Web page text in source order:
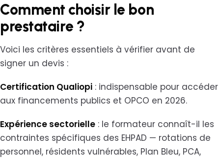
Comment choisir le bon
prestataire ?
Voici les critères essentiels à vérifier avant de
signer un devis :
Certification Qualiopi : indispensable pour accéder
aux financements publics et OPCO en 2026.
Expérience sectorielle : le formateur connaît-il les
contraintes spécifiques des EHPAD — rotations de
personnel, résidents vulnérables, Plan Bleu, PCA,